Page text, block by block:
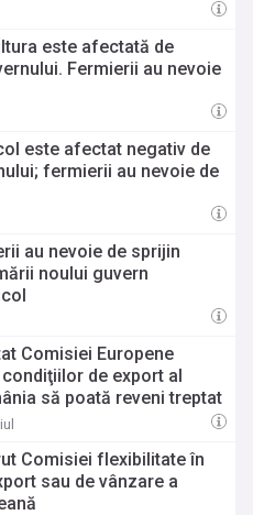
este afectată de
Fermierii au nevoie
este afectat negativ de
fermierii au nevoie de
au nevoie de sprijin
noului guvern
Comisiei Europene
de export al
să poată reveni treptat
Comisiei flexibilitate în
sau de vânzare a